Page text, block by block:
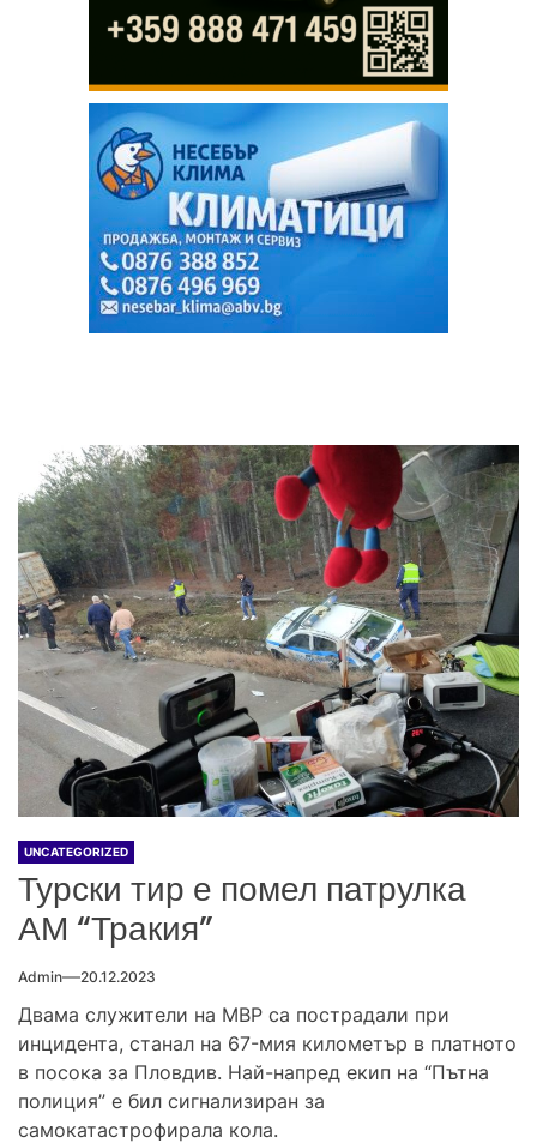
UNCATEGORIZED
Турски тир е помел патрулка
АМ “Тракия”
Admin 20.12.2023
Двама служители на МВР са пострадали при
инцидента, станал на 67-мия километър в платното
в посока за Пловдив. Най-напред екип на “Пътна
полиция” е бил сигнализиран за
самокатастрофирала кола.